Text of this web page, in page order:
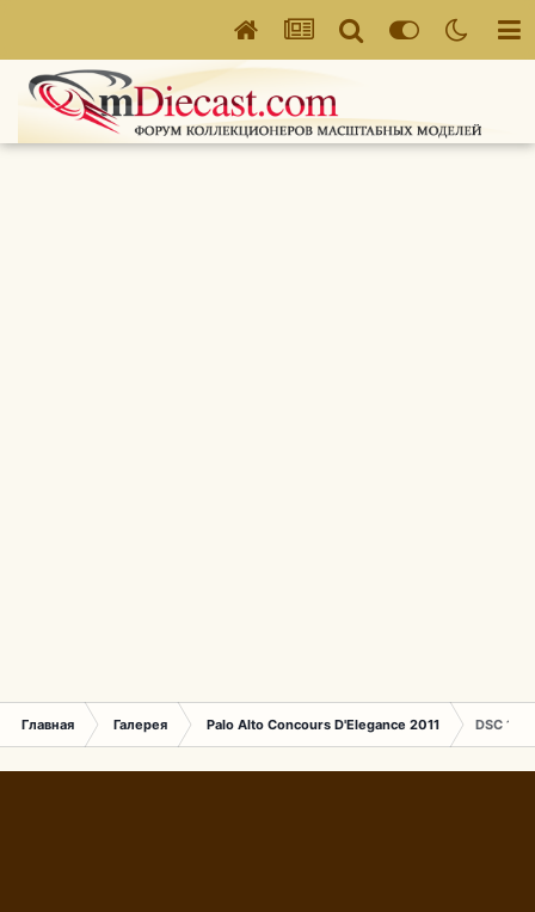
Главная Галерея Palo Alto Concours D'Elegance 2011 DSC